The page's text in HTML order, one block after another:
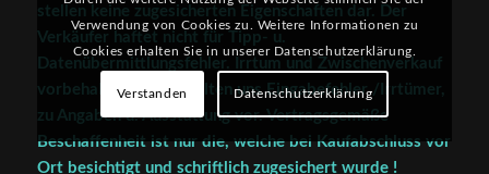
stellen keine zugesicherten Eigenschaften dar. Der
Verkäufer haftet nicht für Tipp- u.
Datenübermittlungsfehler. Irrtum und Zwischenverkauf
vorbehalten. Wir behalten uns Eingabefehler /Irrtümer,
zu Angaben u. Ausstattung vor. Vertragsgemäße
Beschaffenheit ist nur die, welche bei Kaufabschluss vor
Ort besichtigt und schriftlich zugesichert wurde !
Verwendung von Cookies zu. Weitere Informationen zu
Cookies erhalten Sie in unserer Datenschutzerklärung.
Verstanden Datenschutzerklärung